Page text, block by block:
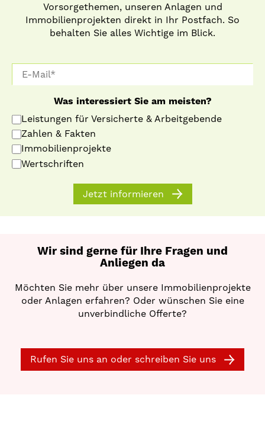
Vorsorgethemen, unseren Anlagen und
Immobilienprojekten direkt in Ihr Postfach. So
behalten Sie alles Wichtige im Blick.
Was interessiert Sie am meisten?
Leistungen für Versicherte & Arbeitgebende
Zahlen & Fakten
Immobilienprojekte
Wertschriften
Jetzt informieren
Wir sind gerne für Ihre Fragen und
Anliegen da
Möchten Sie mehr über unsere Immobilienprojekte
oder Anlagen erfahren? Oder wünschen Sie eine
unverbindliche Offerte?
Rufen Sie uns an oder schreiben Sie uns